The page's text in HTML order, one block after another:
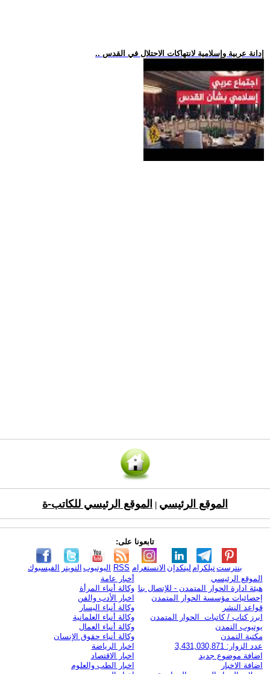
.. إدانة عربية وإسلامية لانتهاكات الاحتلال في القدس
الموقع الرئيسي الموقع الرئيسي للكاتب-ة
تابعونا على:
الفيسبوك التويتر اليوتيوب RSS الانستغرام لينكدإن تيلكرامبنترست
الموقع الرئيسي
هيئة ادارة الحوار المتمدن - للإتصال بنا
إحصائيات مؤسسة الحوار المتمدن
قواعد النشر
ابرز كتاب / كاتبات الحوار المتمدن
يوتيوب التمدن
مكتبة التمدن
عدد الزوار: 3,431,030,871
اضافة موضوع جديد
اضافة الاخبار
أخبار عامة
وكالة أنباء المرأة
اخبار الأدب والفن
وكالة أنباء اليسار
وكالة أنباء العلمانية
وكالة أنباء العمال
وكالة أنباء حقوق الإنسان
اخبار الرياضة
اخبار الاقتصاد
اخبار الطب والعلوم